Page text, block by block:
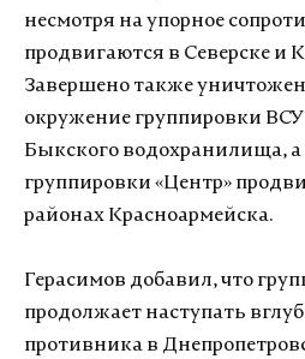
несмотря на упорное
продвигаются в Северске и
Завершено также
окружение группировки
Быкского водохранилища,
группировки «Центр»
районах Красноармейска.
Герасимов добавил, что
продолжает наступать
противника в